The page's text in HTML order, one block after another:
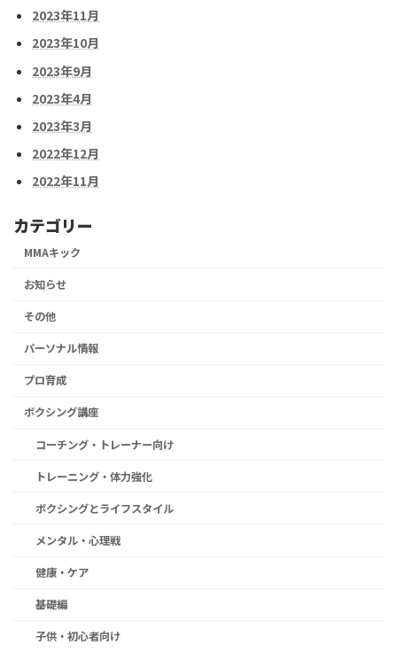
2023年11月
2023年10月
2023年9月
2023年4月
2023年3月
2022年12月
2022年11月
カテゴリー
MMAキック
お知らせ
その他
パーソナル情報
プロ育成
ボクシング講座
コーチング・トレーナー向け
トレーニング・体力強化
ボクシングとライフスタイル
メンタル・心理戦
健康・ケア
基礎編
子供・初心者向け